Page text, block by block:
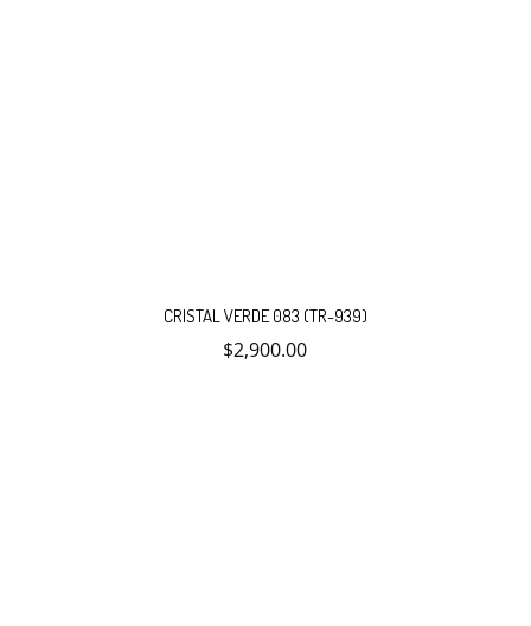
CRISTAL VERDE 083 (TR-939)
$2,900.00